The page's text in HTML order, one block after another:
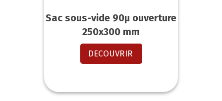
Sac sous-vide 90µ ouverture
250x300 mm
DECOUVRIR